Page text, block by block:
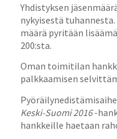
Yhdistyksen
nykyisestä
määrä pyritään
200:sta.
Oman toimitilan
palkkaamisen
Keski-Suomi 2016-
hankkeille haetaan